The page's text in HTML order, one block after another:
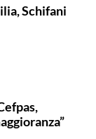
Schifani